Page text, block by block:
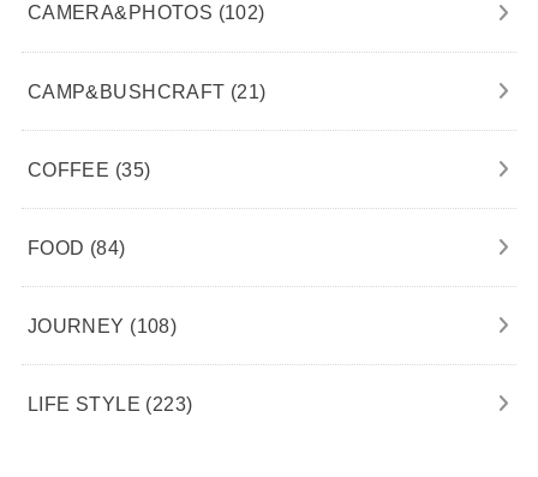
CAMERA&PHOTOS (102)
CAMP&BUSHCRAFT (21)
COFFEE (35)
FOOD (84)
JOURNEY (108)
LIFE STYLE (223)